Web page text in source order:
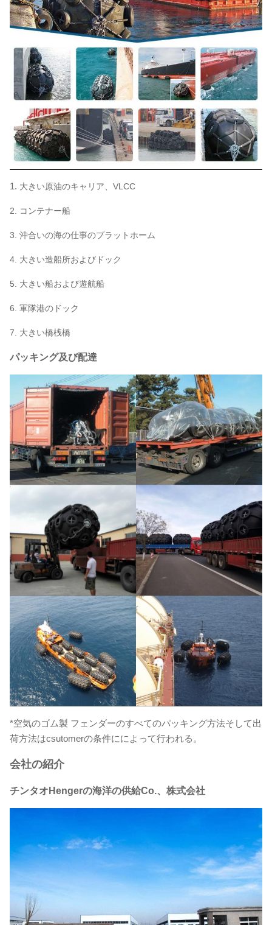
30000 0.22 609 2.5 x 4.0
0.25 525
15000 0.26 425 2.5 x 4.0
10000 0.28 329 2.0 x 4.0
5000 0.33 228 2.0 x 3.5
1. 大きい原油のキャリア、VLCC
2. コンテナー船
3. 沖合いの海の仕事のプラットホーム
4. 大きい造船所およびドック
5. 大きい船および遊航船
6. 軍隊港のドック
7. 大きい橋桟橋
パッキング及び配達
*空気のゴム製 フェンダーのすべてのパッキング方法そして出
荷方法はcsutomerの条件にによって行われる。
会社の紹介
チンタオHengerの海洋の供給Co.、株式会社